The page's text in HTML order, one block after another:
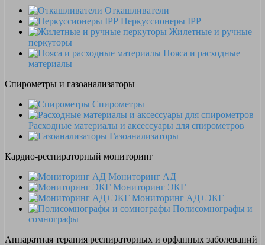
Откашливатели
Перкуссионеры IPP
Жилетные и ручные
перкуторы
Пояса и расходные
материалы
Спирометры и газоанализаторы
Спирометры
Расходные материалы и аксессуары для спирометров
Газоанализаторы
Кардио-респираторный мониторинг
Мониторинг АД
Мониторинг ЭКГ
Мониторинг АД+ЭКГ
Полисомнографы и
сомнографы
Аппаратная терапия респираторных и орфанных заболеваний